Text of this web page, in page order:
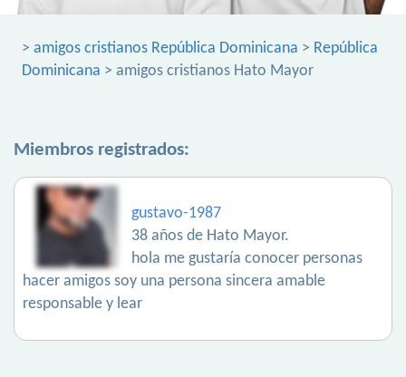
> amigos cristianos República Dominicana > República
Dominicana > amigos cristianos Hato Mayor
Miembros registrados:
gustavo-1987
38 años de Hato Mayor.
hola me gustaría conocer personas
hacer amigos soy una persona sincera amable
responsable y lear